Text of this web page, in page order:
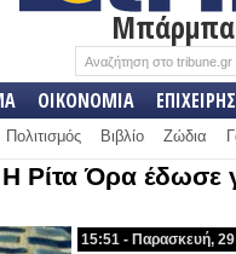
ΟΙΚΟΝΟΜΙΑ
Πολιτισμός Βιβλίο Ζώδια
Ρίτα Όρα έδωσε
15:51 - Παρασκευή,